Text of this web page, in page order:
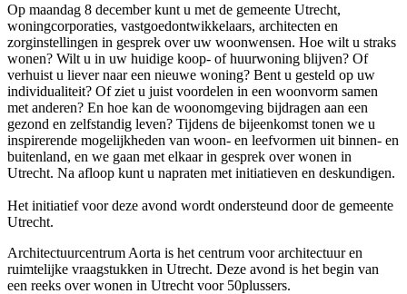
Op maandag 8 december kunt u met de gemeente Utrecht,
woningcorporaties, vastgoedontwikkelaars, architecten en
zorginstellingen in gesprek over uw woonwensen. Hoe wilt u straks
wonen? Wilt u in uw huidige koop- of huurwoning blijven? Of
verhuist u liever naar een nieuwe woning? Bent u gesteld op uw
individualiteit? Of ziet u juist voordelen in een woonvorm samen
met anderen? En hoe kan de woonomgeving bijdragen aan een
gezond en zelfstandig leven? Tijdens de bijeenkomst tonen we u
inspirerende mogelijkheden van woon- en leefvormen uit binnen- en
buitenland, en we gaan met elkaar in gesprek over wonen in
Utrecht. Na afloop kunt u napraten met initiatieven en deskundigen.
Het initiatief voor deze avond wordt ondersteund door de gemeente
Utrecht.
Architectuurcentrum Aorta is het centrum voor architectuur en
ruimtelijke vraagstukken in Utrecht. Deze avond is het begin van
een reeks over wonen in Utrecht voor 50plussers.